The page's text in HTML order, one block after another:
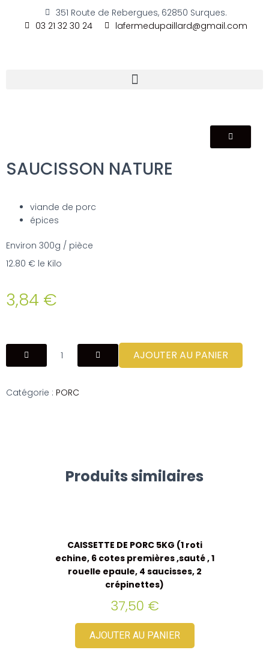
351 Route de Rebergues, 62850 Surques.
03 21 32 30 24
lafermedupaillard@gmail.com
SAUCISSON NATURE
viande de porc
épices
Environ 300g / pièce
12.80 € le Kilo
3,84 €
AJOUTER AU PANIER
Catégorie : PORC
Produits similaires
CAISSETTE DE PORC 5KG (1 roti
echine, 6 cotes premières ,sauté , 1
rouelle epaule, 4 saucisses, 2
crépinettes)
37,50 €
AJOUTER AU PANIER